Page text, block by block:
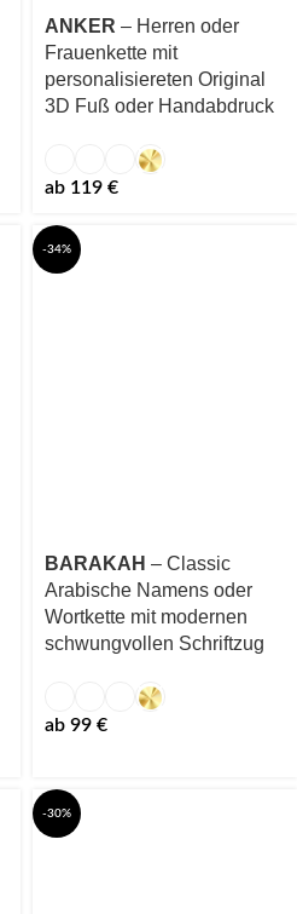
ANKER – Herren oder
Frauenkette mit
personalisiereten Original
3D Fuß oder Handabdruck
ab 119 €
-34%
BARAKAH – Classic
Arabische Namens oder
Wortkette mit modernen
schwungvollen Schriftzug
ab 99 €
-30%